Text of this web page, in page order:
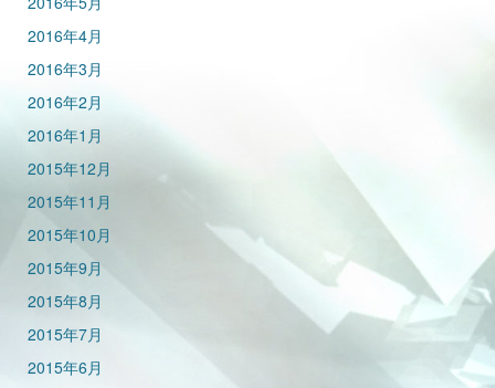
2016年4月
2016年3月
2016年2月
2016年1月
2015年12月
2015年11月
2015年10月
2015年9月
2015年8月
2015年7月
2015年6月